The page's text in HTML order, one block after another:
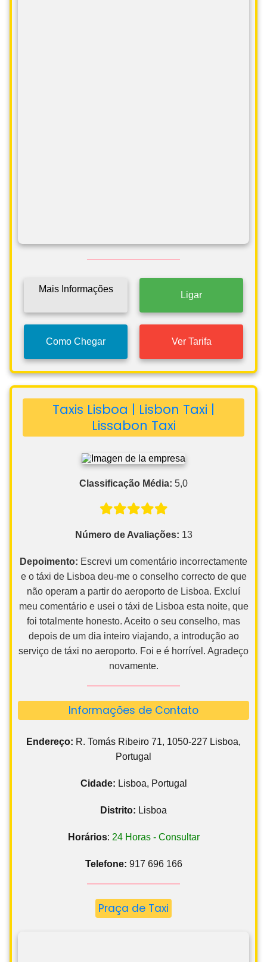
Mais Informações
Ligar
Como Chegar Ver Tarifa
Taxis Lisboa | Lisbon Taxi |
Lissabon Taxi
Classificação Média: 5,0
Número de Avaliações: 13
Depoimento: Escrevi um comentário incorrectamente
e o táxi de Lisboa deu-me o conselho correcto de que
não operam a partir do aeroporto de Lisboa. Excluí
meu comentário e usei o táxi de Lisboa esta noite, que
foi totalmente honesto. Aceito o seu conselho, mas
depois de um dia inteiro viajando, a introdução ao
serviço de táxi no aeroporto. Foi e é horrível. Agradeço
novamente.
Informações de Contato
Endereço: R. Tomás Ribeiro 71, 1050-227 Lisboa,
Portugal
Cidade: Lisboa, Portugal
Distrito: Lisboa
Horários: 24 Horas - Consultar
Telefone: 917 696 166
Praça de Taxi